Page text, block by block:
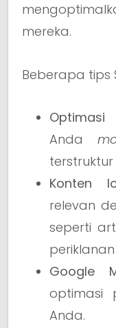
mereka.
Beberapa tips
Optimasi
Anda
Konten
relevan
seperti
Google
optimasi
Anda.